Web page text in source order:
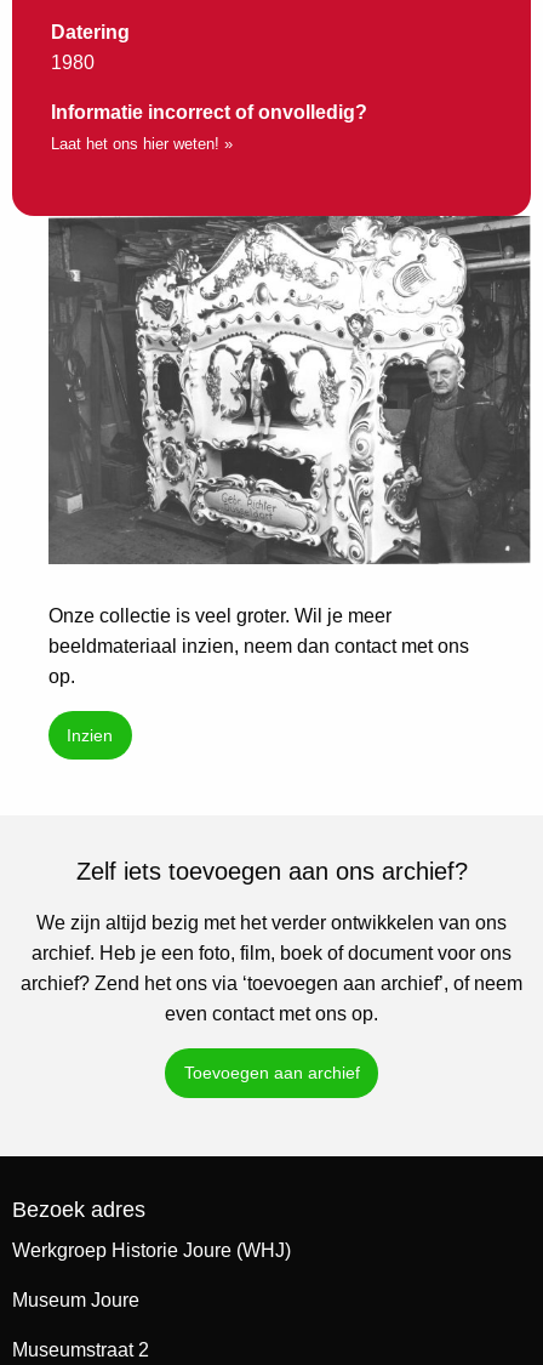
Datering
1980
Informatie incorrect of onvolledig?
Laat het ons hier weten! »
Onze collectie is veel groter. Wil je meer
beeldmateriaal inzien, neem dan contact met ons
op.
Inzien
Zelf iets toevoegen aan ons archief?
We zijn altijd bezig met het verder ontwikkelen van ons
archief. Heb je een foto, film, boek of document voor ons
archief? Zend het ons via ‘toevoegen aan archief’, of neem
even contact met ons op.
Toevoegen aan archief
Bezoek adres
Werkgroep Historie Joure (WHJ)
Museum Joure
Museumstraat 2